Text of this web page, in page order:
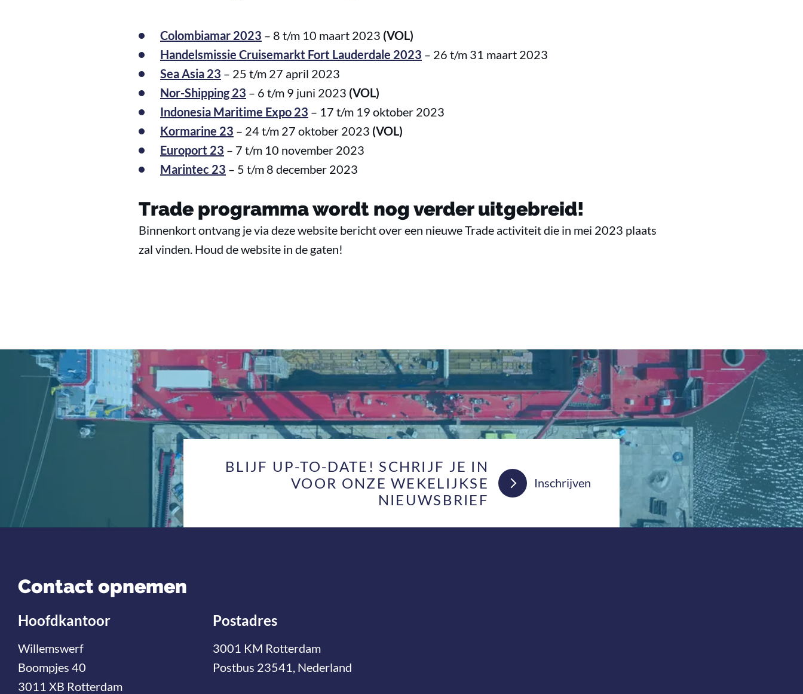
Colombiamar 2023 – 8 t/m 10 maart 2023 (VOL)
Handelsmissie Cruisemarkt Fort Lauderdale 2023 – 26 t/m 31 maart 2023
Sea Asia 23 – 25 t/m 27 april 2023
Nor-Shipping 23 – 6 t/m 9 juni 2023 (VOL)
Indonesia Maritime Expo 23 – 17 t/m 19 oktober 2023
Kormarine 23 – 24 t/m 27 oktober 2023 (VOL)
Europort 23 – 7 t/m 10 november 2023
Marintec 23 – 5 t/m 8 december 2023
Trade programma wordt nog verder uitgebreid!
Binnenkort ontvang je via deze website bericht over een nieuwe Trade activiteit die in mei 2023 plaats
zal vinden. Houd de website in de gaten!
BLIJF UP-TO-DATE! SCHRIJF JE IN
VOOR ONZE WEKELIJKSE
NIEUWSBRIEF
Inschrijven
Contact opnemen
Hoofdkantoor
Willemswerf
Boompjes 40
3011 XB Rotterdam
Postadres
3001 KM Rotterdam
Postbus 23541, Nederland